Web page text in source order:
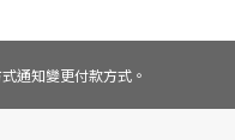
通知變更付款方式。